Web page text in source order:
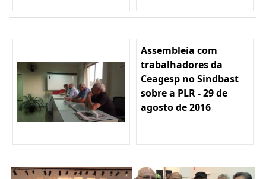
Assembleia com
trabalhadores da
Ceagesp no Sindbast
sobre a PLR - 29 de
agosto de 2016